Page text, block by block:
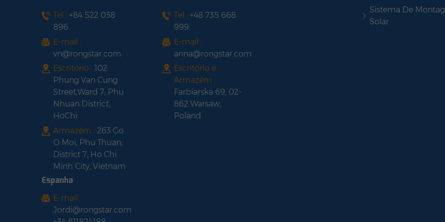
Tel : +84 522 038
896
E-mail :
vn@rongstar.com
Escritório : 102
Phung Van Cung
Street,Ward 7, Phu
Nhuan District,
HoChi
Armazém : 263 Go
O Moi, Phu Thuan,
District 7, Ho Chi
Minh City, Vietnam
Tel :+48 735 668
999
E-mail :
anna@rongstar.com
Escritório e
Armazém :
Farbiarska 69, 02-
862 Warsaw,
Poland
Espanha
E-mail :
Jordi@rongstar.com
Sistema De
Solar